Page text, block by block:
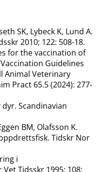
SK, Lybeck K, Lund A.
2010; 122: 508-18.
for the vaccination of
Guidelines
Animal Veterinary
Pract 65.5 (2024): 277-
dyr. Scandinavian
BM, Olafsson K.
Tidskr Nor
i
Tidsskr 1995; 108: